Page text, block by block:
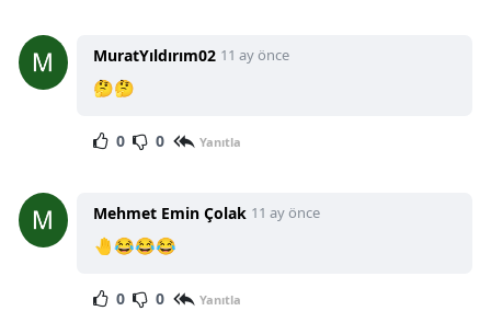
MuratYıldırım02 11 ay önce
🤔🤔
0 0 Yanıtla
Mehmet Emin Çolak 11 ay önce
🤚😂😂😂
0 0 Yanıtla